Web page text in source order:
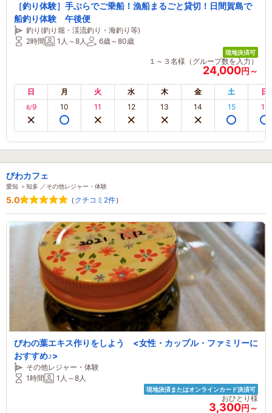
［釣り体験］手ぶらでご乗船！漁船まるごと貸切！日間賀島で
船釣り体験 午後便
釣り(釣り堀・渓流釣り・海釣り等)
2時間
1人～8人 6歳～80歳
現地決済可
１～３名様（グループ数を入力）
24,000円～
日 月 火 水 木 金 土 日
8/9 10 11 12 13 14 15 16
びわカフェ
愛知 ＞知多 ／その他レジャー・体験
5.0 （ クチコミ2件）
びわの葉エキス作りをしよう <女性・カップル・ファミリーに
おすすめ♪>
その他レジャー・体験
1時間
1人～8人
現地決済またはオンラインカード決済可
おひとり様
3,300円～